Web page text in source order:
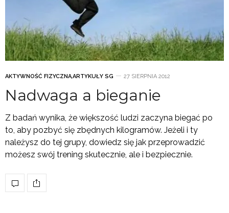
AKTYWNOŚĆ FIZYCZNA,ARTYKUŁY SG 27 SIERPNIA 2012
Nadwaga a bieganie
Z badań wynika, że większość ludzi zaczyna biegać po
to, aby pozbyć się zbędnych kilogramów. Jeżeli i ty
należysz do tej grupy, dowiedz się jak przeprowadzić
możesz swój trening skutecznie, ale i bezpiecznie.